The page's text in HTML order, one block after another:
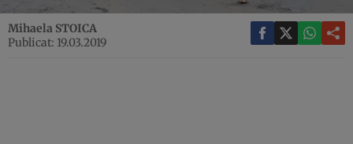
Mihaela STOICA
Publicat: 19.03.2019